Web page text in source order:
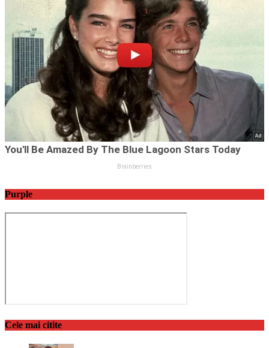
Purple
Cele mai citite